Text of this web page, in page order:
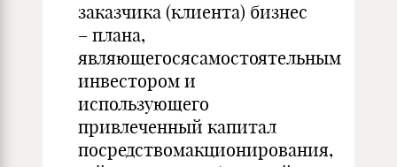
заказчика (клиента) бизнес
– плана,
являющегосясамостоятельным
инвестором и
использующего
привлеченный капитал
посредствомакционирования,